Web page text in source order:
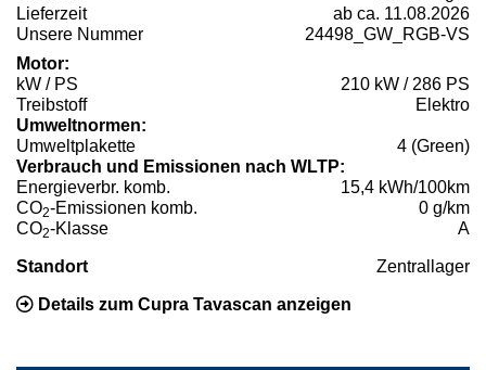
Lieferzeit
ab ca. 11.08.2026
Unsere Nummer
24498_GW_RGB-VS
Motor:
kW / PS
210 kW / 286 PS
Treibstoff
Elektro
Umweltnormen:
Umweltplakette
4 (Green)
Verbrauch und Emissionen nach WLTP:
Energieverbr. komb.
15,4 kWh/100km
CO2-Emissionen komb.
0 g/km
CO2-Klasse A
Standort Zentrallager
Details zum Cupra Tavascan anzeigen